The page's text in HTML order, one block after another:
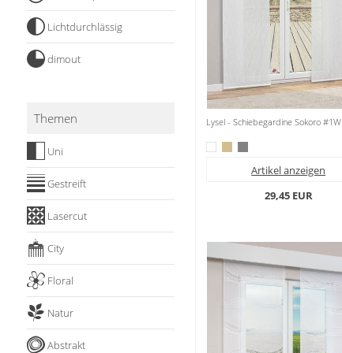
Stoffe
Panneaux
Lichtdurchlässig
dimout
Themen
Uni
Gestreift
Lasercut
City
Floral
Natur
Abstrakt
Lysel - Schiebegardine Sokoro #1W
Artikel anzeigen
29,45 EUR